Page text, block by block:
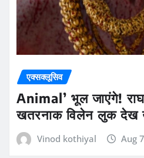
एक्सक्लूसिव
Animal’ भूल जाएंगे!
खतरनाक विलेन लुक देख
Vinod kothiyal Aug